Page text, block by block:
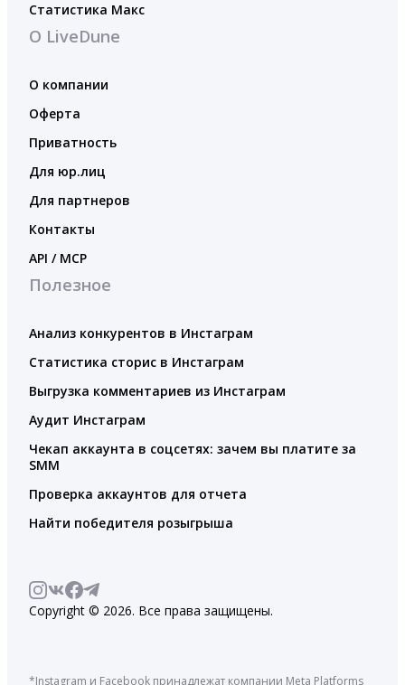
Статистика Макс
О LiveDune
О компании
Оферта
Приватность
Для юр.лиц
Для партнеров
Контакты
API / MCP
Полезное
Анализ конкурентов в Инстаграм
Статистика сторис в Инстаграм
Выгрузка комментариев из Инстаграм
Аудит Инстаграм
Чекап аккаунта в соцсетях: зачем вы платите за
SMM
Проверка аккаунтов для отчета
Найти победителя розыгрыша
Copyright © 2026. Все права защищены.
*Instagram и Facebook принадлежат компании Meta Platforms